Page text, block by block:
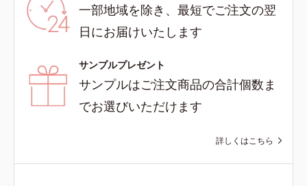
一部地域を除き、最短でご注文の翌
日にお届けいたします
サンプルプレゼント
サンプルはご注文商品の合計個数ま
でお選びいただけます
詳しくはこちら